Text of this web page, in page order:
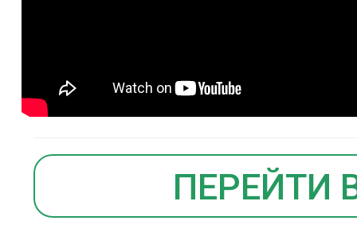
ПЕРЕЙТИ